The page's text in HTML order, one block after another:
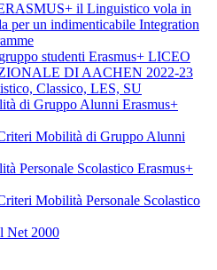
il Linguistico vola in
per un indimenticabile Integration
studenti Erasmus+ LICEO
DI AACHEN 2022-23
Classico, LES, SU
di Gruppo Alunni Erasmus+
Mobilità di Gruppo Alunni
Personale Scolastico Erasmus+
Mobilità Personale Scolastico
Net 2000